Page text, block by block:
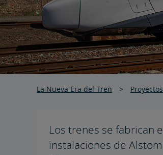
La Nueva Era del Tren
Los trenes se fabrican
instalaciones de